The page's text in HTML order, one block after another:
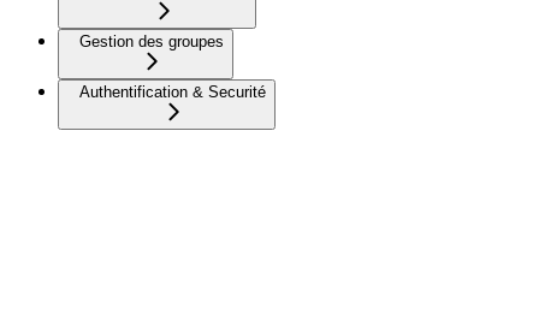
Gestion des groupes
Authentification & Securité